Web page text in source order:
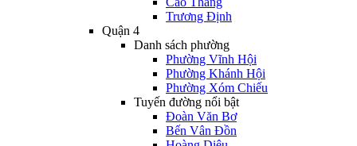
Trương Định
Quận 4
Danh sách phường
Phường Vĩnh Hội
Phường Khánh Hội
Phường Xóm Chiếu
Tuyến đường nổi bật
Đoàn Văn Bơ
Bến Vân Đồn